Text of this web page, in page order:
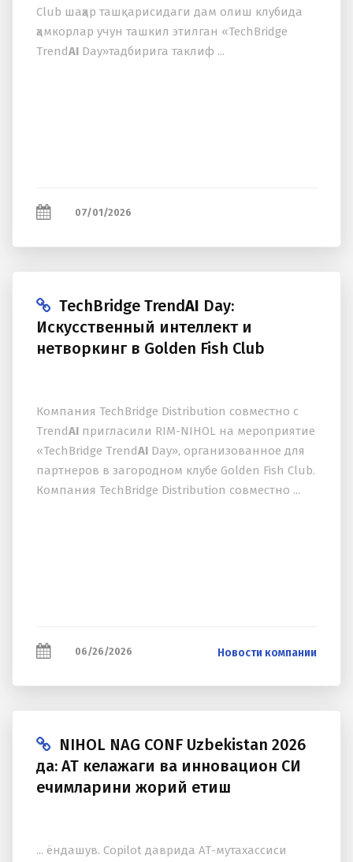
Club шаҳар ташқарисидаги дам олиш клубида
ҳамкорлар учун ташкил этилган «TechBridge
TrendAI Day»тадбирига таклиф ...
07/01/2026
TechBridge TrendAI Day:
Искусственный интеллект и
нетворкинг в Golden Fish Club
Компания TechBridge Distribution совместно с
TrendAI пригласили RIM-NIHOL на мероприятие
«TechBridge TrendAI Day», организованное для
партнеров в загородном клубе Golden Fish Club.
Компания TechBridge Distribution совместно ...
06/26/2026 Новости компании
NIHOL NAG CONF Uzbekistan 2026
да: АТ келажаги ва инновацион СИ
ечимларини жорий етиш
... ёндашув. Copilot даврида АТ-мутахассиси